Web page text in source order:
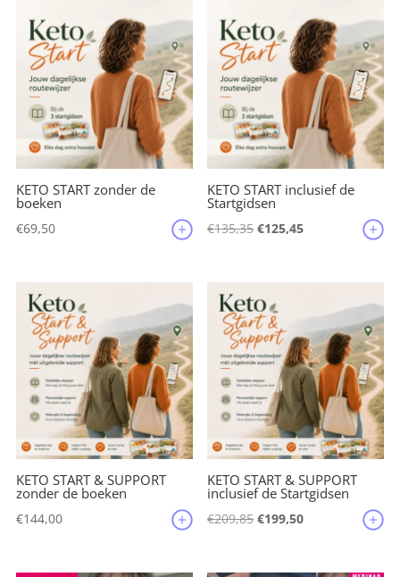
o
o
k
KETO START zonder de
boeken
€69,50
KETO START inclusief de
Startgidsen
€135,35Oorspronkelijke
€135,35.
€125,45Huidige
KETO START & SUPPORT
zonder de boeken
€144,00
KETO START & SUPPORT
inclusief de Startgidsen
€209,85Oorspronkelijke
€199,50Huidige